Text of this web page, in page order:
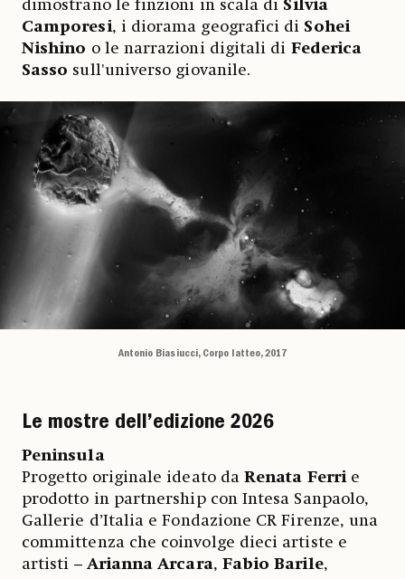
dimostrano le finzioni in scala di Silvia
Camporesi, i diorama geografici di Sohei
Nishino o le narrazioni digitali di Federica
Sasso sull'universo giovanile.
Antonio Biasiucci, Corpo latteo, 2017
Le mostre dell’edizione 2026
Peninsula
Progetto originale ideato daRenata Ferrie
prodotto in partnership con Intesa Sanpaolo,
Gallerie d’Italia e Fondazione CR Firenze, una
committenza che coinvolge dieci artiste e
artisti – Arianna Arcara, Fabio Barile,